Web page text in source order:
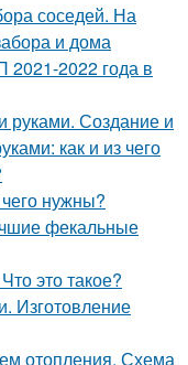
соседей. На
и дома
2021-2022 года в
руками. Создание и
как и из чего
нужны?
фекальные
это такое?
Изготовление
отопления. Схема